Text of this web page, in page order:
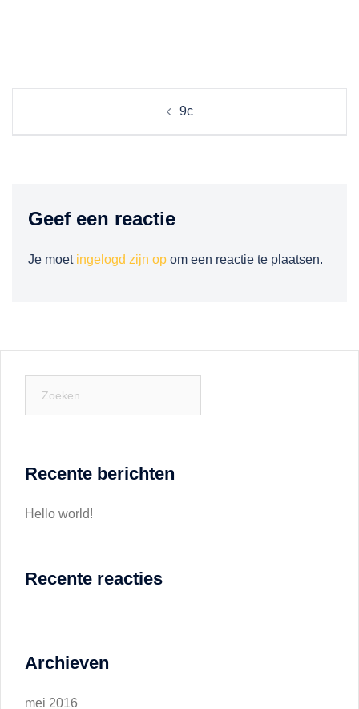
9c
Geef een reactie
Je moet ingelogd zijn op om een reactie te plaatsen.
naar:
Recente berichten
Hello world!
Recente reacties
Archieven
mei 2016